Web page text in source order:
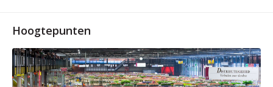
Hoogtepunten